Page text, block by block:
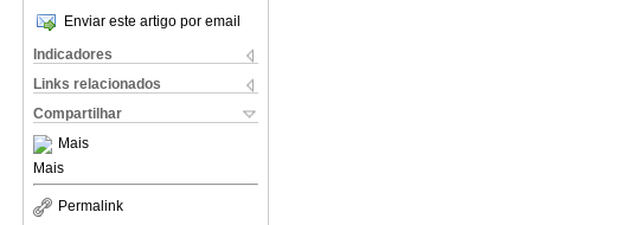
Enviar este artigo por email
Indicadores
Links relacionados
Compartilhar
Mais
Mais
Permalink